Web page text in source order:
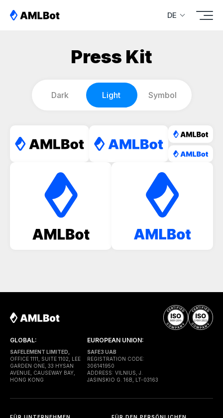
DE
Press Kit
Dark Light Symbol
GLOBAL:
SAFELEMENT LIMITED,
OFFICE 1111, SUITE 1102, LEE
GARDEN ONE, 33 HYSAN
AVENUE, CAUSEWAY BAY,
HONG KONG
EUROPEAN UNION:
SAFE3 UAB
REGISTRATION CODE:
306141950
ADDRESS: VILNIUS, J.
JASINSKIO G. 16B, LT-03163